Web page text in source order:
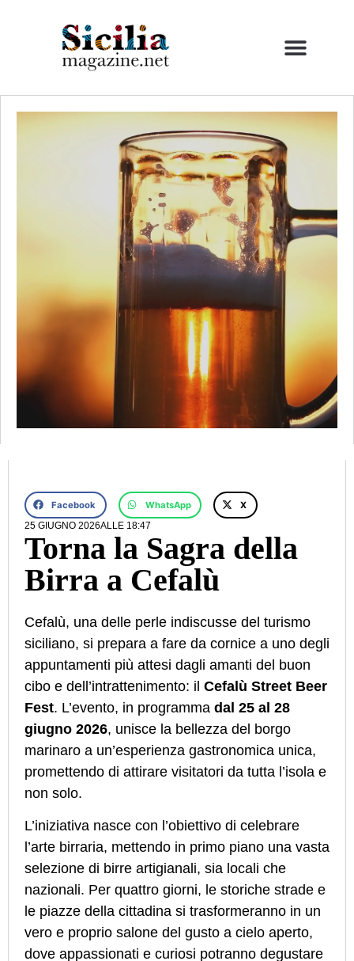
Facebook WhatsApp
X
25 GIUGNO 2026ALLE 18:47
Torna la Sagra della
Birra a Cefalù
Cefalù, una delle perle indiscusse del turismo
siciliano, si prepara a fare da cornice a uno degli
appuntamenti più attesi dagli amanti del buon
cibo e dell’intrattenimento: il Cefalù Street Beer
Fest. L’evento, in programma dal 25 al 28
giugno 2026, unisce la bellezza del borgo
marinaro a un’esperienza gastronomica unica,
promettendo di attirare visitatori da tutta l’isola e
non solo.
L’iniziativa nasce con l’obiettivo di celebrare
l’arte birraria, mettendo in primo piano una vasta
selezione di birre artigianali, sia locali che
nazionali. Per quattro giorni, le storiche strade e
le piazze della cittadina si trasformeranno in un
vero e proprio salone del gusto a cielo aperto,
dove appassionati e curiosi potranno degustare